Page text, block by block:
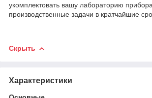
укомплектовать вашу лабораторию
производственные задачи в кратчайшие
Скрыть
Характеристики